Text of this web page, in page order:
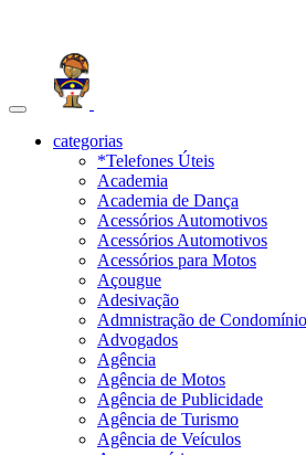
Toggle
navigationcategorias
*Telefones Úteis
Academia
Academia de Dança
Acessórios Automotivos
Acessórios Automotivos
Acessórios para Motos
Açougue
Adesivação
Admnistração de
Advogados
Agência
Agência de Motos
Agência de Publicidade
Agência de Turismo
Agência de Veículos